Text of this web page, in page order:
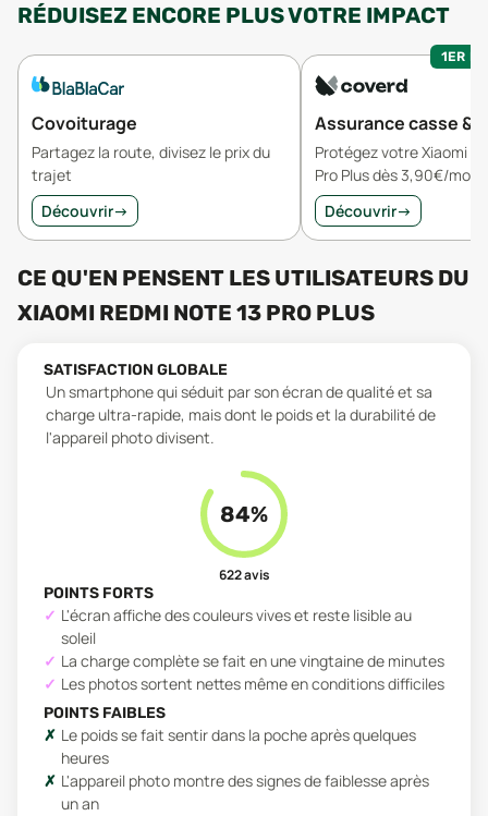
RÉDUISEZ ENCORE PLUS VOTRE IMPACT
Covoiturage
Partagez la route, divisez le prix du
trajet
Découvrir→
1ER
Assurance casse &
Protégez votre Xiaomi
Pro Plus dès 3,90€/mois
Découvrir→
CE QU'EN PENSENT LES UTILISATEURS DU
XIAOMI REDMI NOTE 13 PRO PLUS
SATISFACTION GLOBALE
Un smartphone qui séduit par son écran de qualité et sa
charge ultra-rapide, mais dont le poids et la durabilité de
l'appareil photo divisent.
84%
622avis
POINTS FORTS
L'écran affiche des couleurs vives et reste lisible au
soleil
La charge complète se fait en une vingtaine de minutes
Les photos sortent nettes même en conditions difficiles
POINTS FAIBLES
Le poids se fait sentir dans la poche après quelques
heures
L'appareil photo montre des signes de faiblesse après
un an